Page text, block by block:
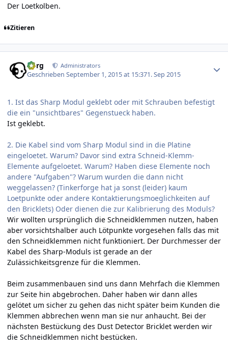
Der Loetkolben.
Zitieren
borg Administrators
GeschriebenSeptember 1, 2015 at 15:371. Sep 2015
1. Ist das Sharp Modul geklebt oder mit Schrauben befestigt
die ein "unsichtbares" Gegenstueck haben.
Ist geklebt.
2. Die Kabel sind vom Sharp Modul sind in die Platine
eingeloetet. Warum? Davor sind extra Schneid-Klemm-
Elemente aufgeloetet. Warum? Haben diese Elemente noch
andere "Aufgaben"? Warum wurden die dann nicht
weggelassen? (Tinkerforge hat ja sonst (leider) kaum
Loetpunkte oder andere Kontaktierungsmoeglichkeiten auf
den Bricklets) Oder dienen die zur Kalibrierung des Moduls?
Wir wollten ursprünglich die Schneidklemmen nutzen, haben
aber vorsichtshalber auch Lötpunkte vorgesehen falls das mit
den Schneidklemmen nicht funktioniert. Der Durchmesser der
Kabel des Sharp-Moduls ist gerade an der
Zulässichkeitsgrenze für die Klemmen.
Beim zusammenbauen sind uns dann Mehrfach die Klemmen
zur Seite hin abgebrochen. Daher haben wir dann alles
gelötet um sicher zu gehen das nicht später beim Kunden die
Klemmen abbrechen wenn man sie nur anhaucht. Bei der
nächsten Bestückung des Dust Detector Bricklet werden wir
die Schneidklemmen nicht bestücken.